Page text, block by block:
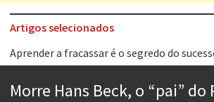
Artigos selecionados
Aprender a fracassar é o segredo do
Morre Hans Beck, o “pai”